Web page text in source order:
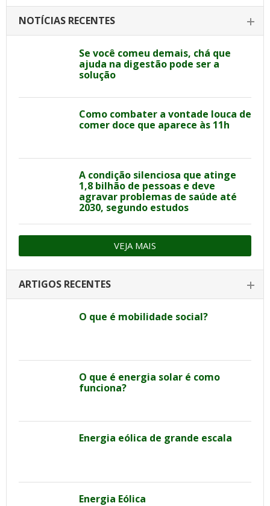
NOTÍCIAS RECENTES
Se você comeu demais, chá que
ajuda na digestão pode ser a
solução
Como combater a vontade louca de
comer doce que aparece às 11h
A condição silenciosa que atinge
1,8 bilhão de pessoas e deve
agravar problemas de saúde até
2030, segundo estudos
VEJA MAIS
ARTIGOS RECENTES
O que é mobilidade social?
O que é energia solar é como
funciona?
Energia eólica de grande escala
Energia Eólica